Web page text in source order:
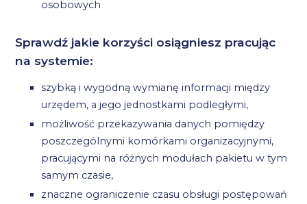
osobowych
Sprawdź jakie korzyści osiągniesz pracując
na systemie:
szybką i wygodną wymianę informacji między
urzędem, a jego jednostkami podległymi,
możliwość przekazywania danych pomiędzy
poszczególnymi komórkami organizacyjnymi,
pracującymi na różnych modułach pakietu w tym
samym czasie,
znaczne ograniczenie czasu obsługi postępowań